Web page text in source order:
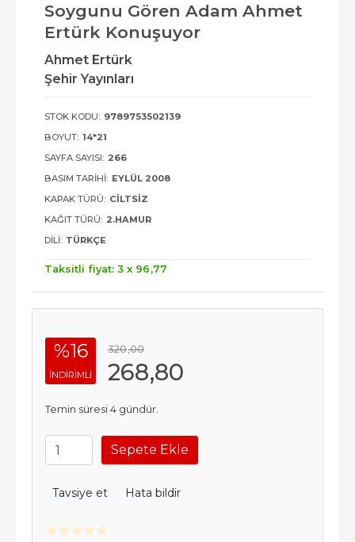
Soygunu Gören Adam Ahmet
Ertürk Konuşuyor
Ahmet Ertürk
Şehir Yayınları
STOK KODU: 9789753502139
BOYUT: 14*21
SAYFA SAYISI: 266
BASIM TARIHI: EYLÜL 2008
KAPAK TÜRÜ: CILTSIZ
KAĞIT TÜRÜ: 2.HAMUR
DILI: TÜRKÇE
Taksitli fiyat: 3 x 96 ,77
%16
INDIRIMLI
320,00
268,80
Temin süresi 4 gündür.
Sepete Ekle
Tavsiye et Hata bildir